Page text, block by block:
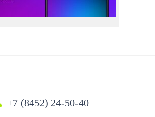
+7 (8452) 24-50-40